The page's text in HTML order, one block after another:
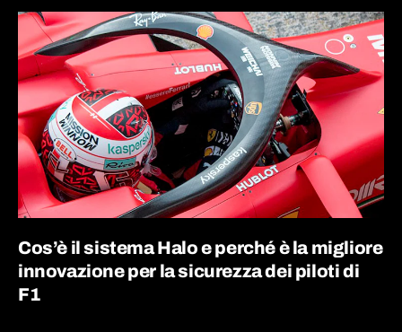
strumenti che ci circondano. Sono un
appassionato di aeronautica, informatica ed
elettronica, e nel tempo libero mi diletto nelle
piccole riparazioni.
Cos’è il sistema Halo e perché è la migliore
innovazione per la sicurezza dei piloti di
F1